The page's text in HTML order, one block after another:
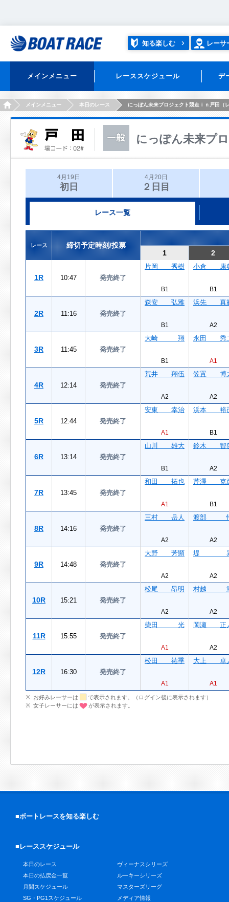
知る楽しむ レーサ
メインメニュー レーススケジュール デ
HOMEメインメニュー 本日のレース にっぽん未来プロジェクト競走ｉｎ戸田（
にっぽん未来プ
4月19日
初日
4月20日
２日目
レース一覧
レース
締切予定時刻/投票
1
2
1R 10:47 発売終了
片岡 秀樹
B1
小倉 康
B1
2R 11:16 発売終了
森安 弘雅
B1
浜先 真
A2
3R 11:45 発売終了
大崎 翔
B1
永田 秀
A1
4R 12:14 発売終了
荒井 翔伍
A2
笠置 博
A2
5R 12:44 発売終了
安東 幸治
A1
浜本 裕
B1
6R 13:14 発売終了
山川 雄大
B1
鈴木 智
A2
7R 13:45 発売終了
和田 拓也
A1
芹澤 克
B1
8R 14:16 発売終了
三村 岳人
A2
渡部
A2
9R 14:48 発売終了
大野 芳顕
A2
堤
A2
10R 15:21 発売終了
松尾 昂明
A2
村越
A2
11R 15:55 発売終了
柴田 光
A1
岡瀬 正
A2
12R 16:30 発売終了
松田 祐季
A1
大上 卓
A1
お好みレーサーは
で表示されます。（ログイン後に表示されます）
女子レーサーには
が表示されます。
■ボートレースを知る楽しむ
■レーススケジュール
本日のレース
本日の払戻金一覧
月間スケジュール
SG・PG1スケジュール
ヴィーナスシリーズ
ルーキーシリーズ
マスターズリーグ
メディア情報